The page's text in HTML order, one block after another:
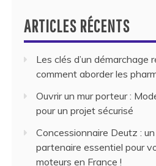
ARTICLES RÉCENTS
Les clés d’un démarchage
comment aborder les
Ouvrir un mur porteur :
pour un projet sécurisé
Concessionnaire Deutz : un
partenaire essentiel pour
moteurs en France !